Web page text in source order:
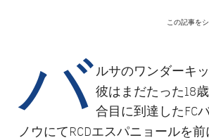
この記事を
バ ルサのワンダーキ
彼はまだたった18
合目に到達したFC
ノウにてRCDエスパニョールを